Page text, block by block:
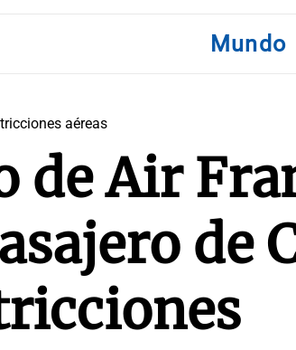
Mundo
aéreas
de Air
de